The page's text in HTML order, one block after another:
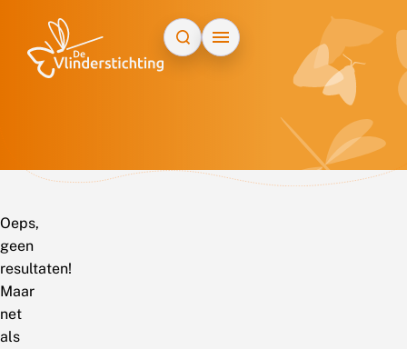
Oeps,
geen
resultaten!
Maar
net
als